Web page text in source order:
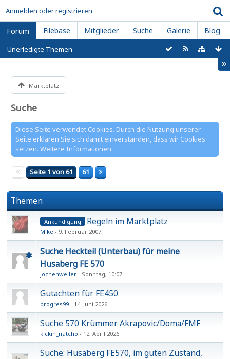
Anmelden oder registrieren
Forum Filebase Mitglieder Suche Galerie Blog
Unerledigte Themen
Marktplatz
Suche
Diese Seite verwendet Cookies. Durch die Nutzung unserer
Seite erklären Sie sich damit einverstanden, dass wir Cookies
setzen. Weitere Informationen
Seite 1 von 61 61
Themen
Ankündigung Regeln im Marktplatz
Mike 9. Februar 2007
Suche Heckteil (Unterbau) für meine
Husaberg FE 570
jochenweiler Sonntag, 10:07
Gutachten für FE450
progres99 14. Juni 2026
Suche 570 Krümmer Akrapovic/Doma/FMF
kickin_natcho 12. April 2026
Suche: Husaberg FE570, im guten Zustand,